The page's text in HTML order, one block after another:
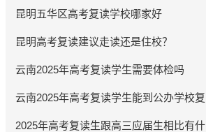
昆明五华区高考复读学校哪家好
昆明高考复读建议走读还是住校？
云南2025年高考复读学生需要体检吗
云南2025年高考复读学生能到公办学校复
读吗
2025年高考复读生跟高三应届生相比有什